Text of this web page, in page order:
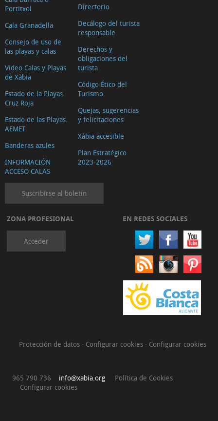
Portitxol
Cala Granadella
Consejo de uso de
las playas y calas
Video Calas y Playas
de Xàbia
Estado de la Playas.
Cruz Roja
Estado de las Playas.
AEMET
Banderas azules
INFORMACIÓN
ACCESO CALAS
Directorio
Decálogo del turista
responsable
Derechos y
obligaciones del
turista
Código Ético del
Turismo
Quejas, sugerencias
y felicitaciones
Xàbia accesible
Plan Estratégico
2023-2026
Suscribirse al boletín
ZONA PROFESIONAL
Acceder
EN REDES SOCIALES
Protección de datos · Configurar cookies · Configurar cookies
965 790 736 info@xabia.org
Política de Cookies
Configurar cookies